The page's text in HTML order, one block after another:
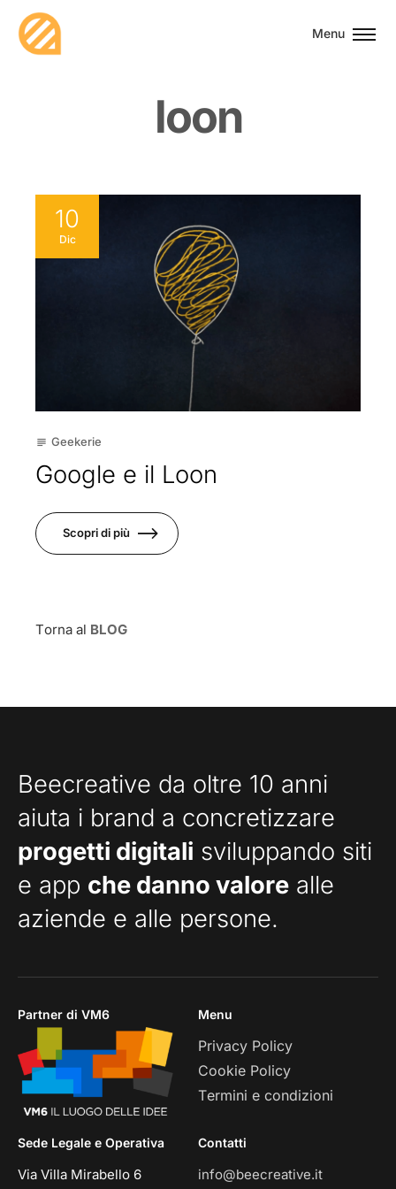
Menu
loon
10
Dic
subject Geekerie
Google e il Loon
Scopri di più
Torna al BLOG
Beecreative da oltre 10 anni
aiuta i brand a concretizzare
progetti digitali sviluppando siti
e app che danno valore alle
aziende e alle persone.
Partner di VM6 Menu
Privacy Policy
Cookie Policy
Termini e condizioni
Sede Legale e Operativa
Via Villa Mirabello 6
Contatti
info@beecreative.it